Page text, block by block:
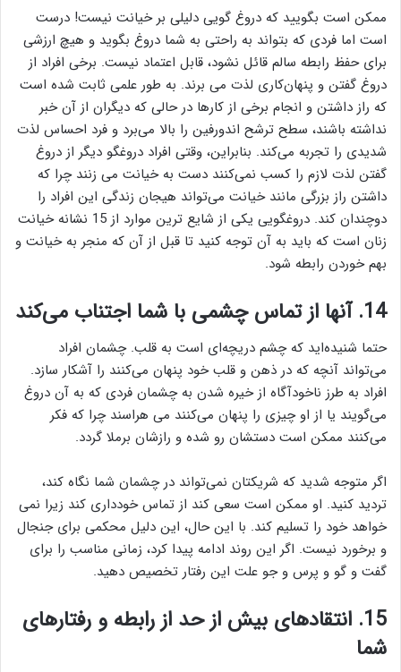
ممکن است بگویید که دروغ گویی دلیلی بر خیانت نیست! درست
است اما فردی که بتواند به راحتی به شما دروغ بگوید و هیچ ارزشی
برای حفظ رابطه سالم قائل نشود، قابل اعتماد نیست. برخی افراد از
دروغ گفتن و پنهان‌کاری لذت می برند. به طور علمی ثابت شده است
که راز داشتن و انجام برخی از کارها در حالی که دیگران از آن خبر
نداشته باشند، سطح ترشح اندورفین را بالا می‌برد و فرد احساس لذت
شدیدی را تجربه می‌کند. بنابراین، وقتی افراد دروغگو دیگر از دروغ
گفتن لذت لازم را کسب نمی‌کنند دست به خیانت می زنند چرا که
داشتن راز بزرگی مانند خیانت می‌تواند هیجان زندگی این افراد را
دوچندان کند. دروغگویی یکی از شایع ترین موارد از 15 نشانه خیانت
زنان است که باید به آن توجه کنید تا قبل از آن که منجر به خیانت و
بهم خوردن رابطه شود.
14. آنها از تماس چشمی با شما اجتناب می‌کند
حتما شنیده‌اید که چشم دریچه‌ای است به قلب. چشمان افراد
می‌تواند آنچه که در ذهن و قلب خود پنهان می‌کنند را آشکار سازد.
افراد به طرز ناخودآگاه از خیره شدن به چشمان فردی که به آن دروغ
می‌گویند یا از او چیزی را پنهان می‌کنند می هراسند چرا که فکر
می‌کنند ممکن است دستشان رو شده و رازشان برملا گردد.
اگر متوجه شدید که شریکتان نمی‌تواند در چشمان شما نگاه کند،
تردید کنید. او ممکن است سعی کند از تماس خودداری کند زیرا نمی
خواهد خود را تسلیم کند. با این حال، این دلیل محکمی برای جنجال
و برخورد نیست. اگر این روند ادامه پیدا کرد، زمانی مناسب را برای
گفت و گو و پرس و جو علت این رفتار تخصیص دهید.
15. انتقادهای بیش از حد از رابطه و رفتارهای
شما